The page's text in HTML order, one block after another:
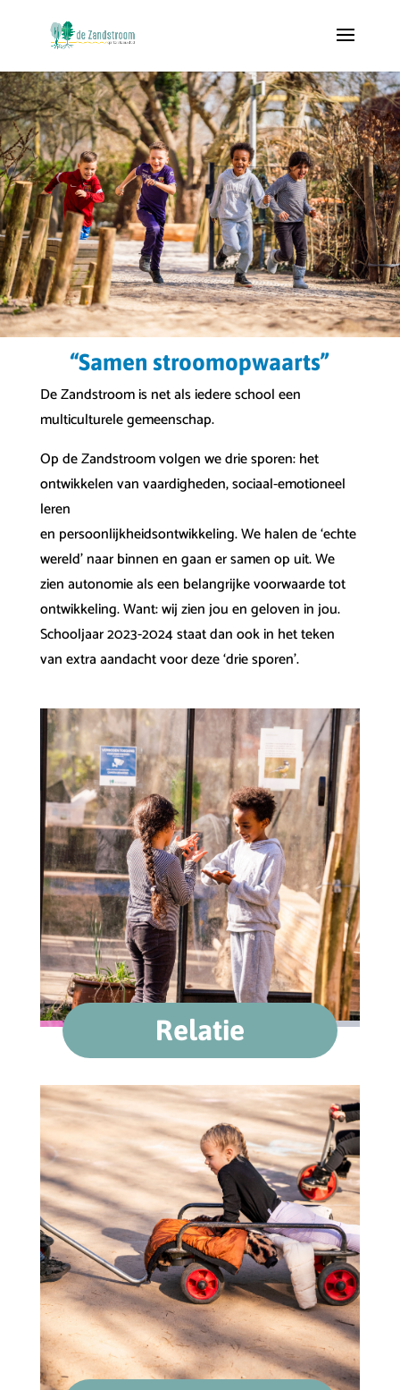
“Samen stroomopwaarts”
De Zandstroom is net als iedere school een
multiculturele gemeenschap.
Op de Zandstroom volgen we drie sporen: het
ontwikkelen van vaardigheden, sociaal-emotioneel
leren
en persoonlijkheidsontwikkeling. We halen de ‘echte
wereld’ naar binnen en gaan er samen op uit. We
zien autonomie als een belangrijke voorwaarde tot
ontwikkeling. Want: wij zien jou en geloven in jou.
Schooljaar 2023-2024 staat dan ook in het teken
van extra aandacht voor deze ‘drie sporen’.
Relatie